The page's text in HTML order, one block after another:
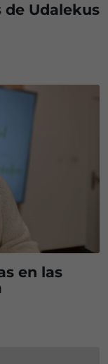
de Udalekus
en las